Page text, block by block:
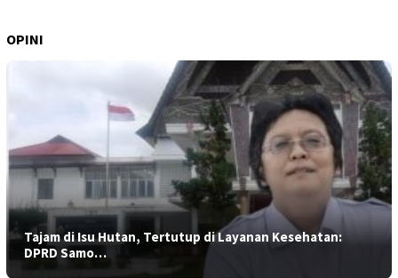
OPINI
Tajam di Isu Hutan, Tertutup di Layanan Kesehatan:
DPRD Samo…